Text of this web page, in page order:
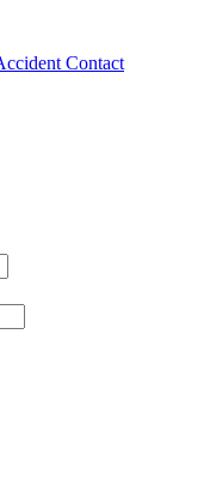
Contact